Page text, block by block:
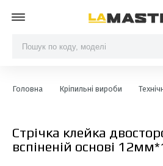
Головна Кріпильні вироби
Стрічка клейка
вспіненій основі